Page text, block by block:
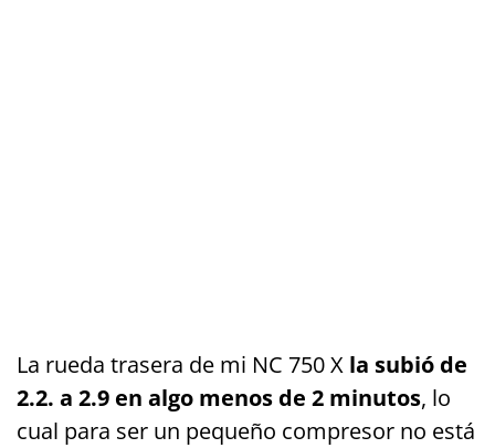
La rueda trasera de mi NC 750 X la subió de
2.2. a 2.9 en algo menos de 2 minutos, lo
cual para ser un pequeño compresor no está